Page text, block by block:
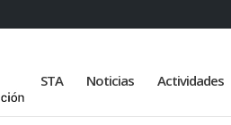
STA Noticias Actividades